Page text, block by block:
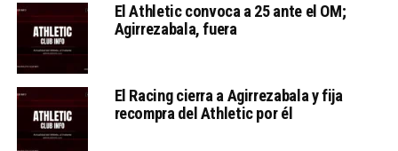
El Athletic convoca a 25 ante el OM;
Agirrezabala, fuera
El Racing cierra a Agirrezabala y fija
recompra del Athletic por él